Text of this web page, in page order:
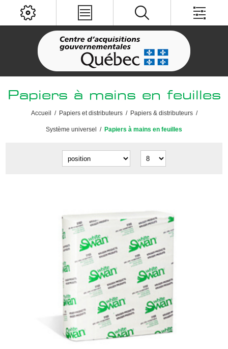
Papiers à mains en feuilles
Accueil / Papiers et distributeurs / Papiers & distributeurs /
Système universel / Papiers à mains en feuilles